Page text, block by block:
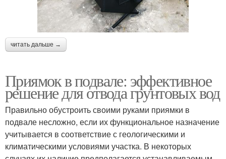
читать дальше →
Приямок в подвале: эффективное
решение для отвода грунтовых вод
Правильно обустроить своими руками приямки в
подвале несложно, если их функциональное назначение
учитывается в соответствие с геологическими и
климатическими условиями участка. В некоторых